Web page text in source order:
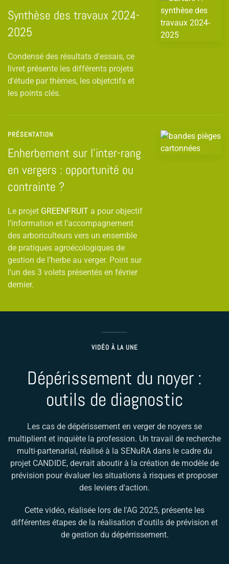
Synthèse des travaux 2024-
2025
Condensé des résultats d'essais, ce
livret présente les différents projets
d'étude par thèmes, les objetctifs et
les points clés.
PRÉSENTATION
Enherbement sur l’inter-rang
en vergers : opportunité ou
contrainte ?
Le projet GREENFRUIT a pour objectif
l’information et l’accompagnement
des arboriculteurs vers un ensemble
de pratiques agroécologiques de
gestion de l’herbe au verger. Point sur
l'un des 3 volets présentés en février
dernier.
VIDÉO À LA UNE
Dépérissement du noyer :
outils de diagnostic
Les cas de dépérissement en verger de noyers se
multiplient et inquiète la profession. Un travail de recherche
multi-partenarial, réalisé à la SENuRA dans le cadre du
projet CANDIDE, devrait aboutir à la création de modèle de
prévision pour évaluer les situations à risques et proposer
des leviers d'action.
Cette vidéo, réalisée lors de l'AG 2025, présente les
différentes étapes de la réalisation d'outils de prévision et
de gestion du dépérrissement.